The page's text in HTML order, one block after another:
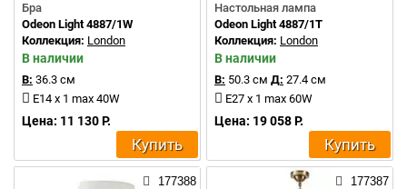
Бра
Odeon Light 4887/1W
Коллекция: London
В наличии
В: 36.3 см
E14 x 1 max 40W
Цена: 11 130 Р.
Купить
Настольная лампа
Odeon Light 4887/1T
Коллекция: London
В наличии
В: 50.3 см Д: 27.4 см
E27 x 1 max 60W
Цена: 19 058 Р.
Купить
177388 177387